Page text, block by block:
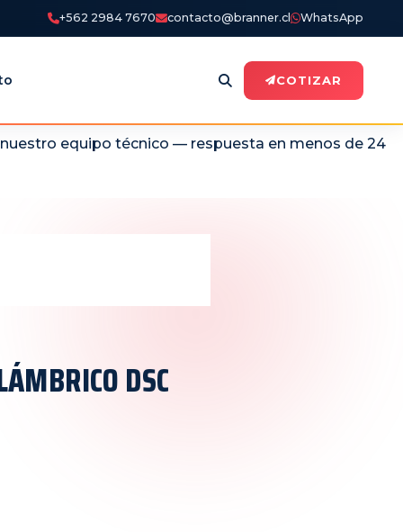
+562 2984 7670 contacto@branner.cl WhatsApp
COTIZAR
equipo técnico — respuesta en menos de 24
DSC